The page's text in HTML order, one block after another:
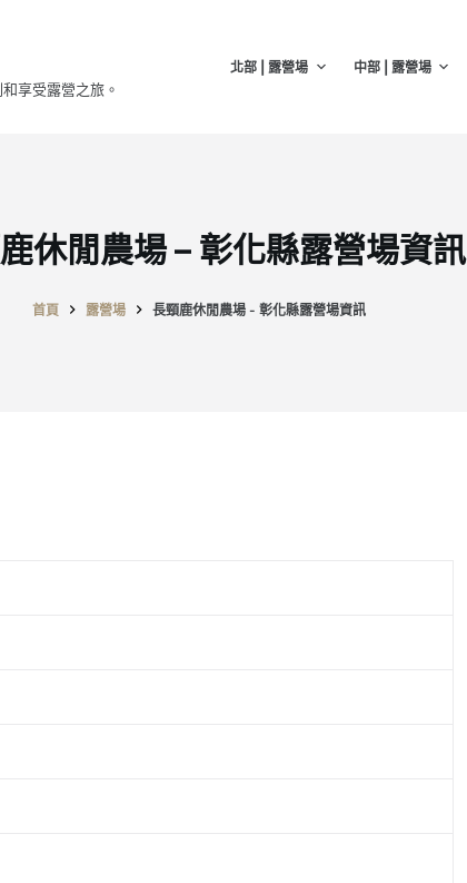
享受露營之旅。
北部 | 露營場 中部 | 露營場
休閒農場 – 彰化縣露營場資訊
首頁 露營場 長頸鹿休閒農場 - 彰化縣露營場資訊